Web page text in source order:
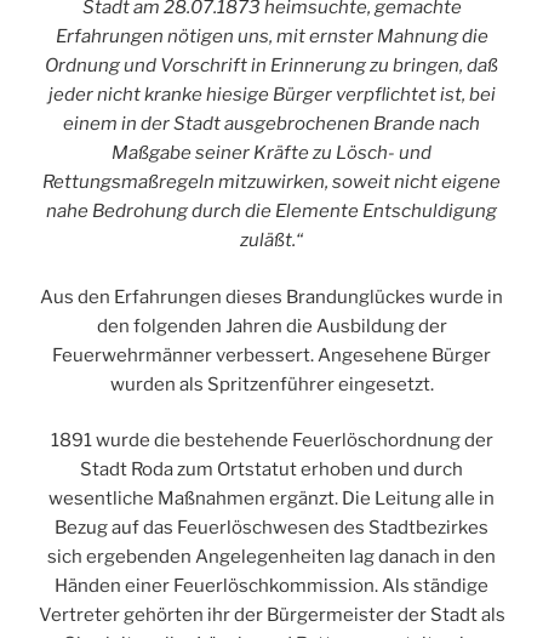
Stadt am 28.07.1873 heimsuchte, gemachte
Erfahrungen nötigen uns, mit ernster Mahnung die
Ordnung und Vorschrift in Erinnerung zu bringen, daß
jeder nicht kranke hiesige Bürger verpflichtet ist, bei
einem in der Stadt ausgebrochenen Brande nach
Maßgabe seiner Kräfte zu Lösch- und
Rettungsmaßregeln mitzuwirken, soweit nicht eigene
nahe Bedrohung durch die Elemente Entschuldigung
zuläßt.“
Aus den Erfahrungen dieses Brandunglückes wurde in
den folgenden Jahren die Ausbildung der
Feuerwehrmänner verbessert. Angesehene Bürger
wurden als Spritzenführer eingesetzt.
1891 wurde die bestehende Feuerlöschordnung der
Stadt Roda zum Ortstatut erhoben und durch
wesentliche Maßnahmen ergänzt. Die Leitung alle in
Bezug auf das Feuerlöschwesen des Stadtbezirkes
sich ergebenden Angelegenheiten lag danach in den
Händen einer Feuerlöschkommission. Als ständige
Vertreter gehörten ihr der Bürgermeister der Stadt als